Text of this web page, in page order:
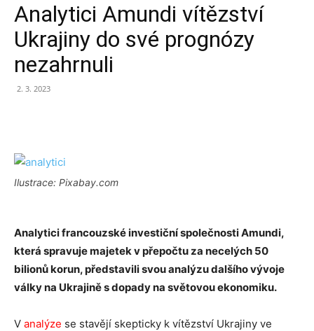
Analytici Amundi vítězství
Ukrajiny do své prognózy
nezahrnuli
2. 3. 2023
Ilustrace: Pixabay.com
Analytici francouzské investiční společnosti Amundi,
která spravuje majetek v přepočtu za necelých 50
bilionů korun, představili svou analýzu dalšího vývoje
války na Ukrajině s dopady na světovou ekonomiku.
V analýze se stavějí skepticky k vítězství Ukrajiny ve